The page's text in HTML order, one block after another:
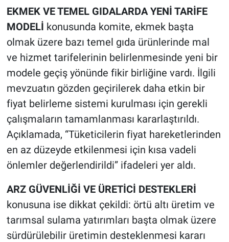
EKMEK VE TEMEL GIDALARDA YENİ TARİFE
MODELİ konusunda komite, ekmek başta
olmak üzere bazı temel gıda ürünlerinde mal
ve hizmet tarifelerinin belirlenmesinde yeni bir
modele geçiş yönünde fikir birliğine vardı. İlgili
mevzuatın gözden geçirilerek daha etkin bir
fiyat belirleme sistemi kurulması için gerekli
çalışmaların tamamlanması kararlaştırıldı.
Açıklamada, “Tüketicilerin fiyat hareketlerinden
en az düzeyde etkilenmesi için kısa vadeli
önlemler değerlendirildi” ifadeleri yer aldı.
ARZ GÜVENLİĞİ VE ÜRETİCİ DESTEKLERİ
konusuna ise dikkat çekildi: örtü altı üretim ve
tarımsal sulama yatırımları başta olmak üzere
sürdürülebilir üretimin desteklenmesi kararı